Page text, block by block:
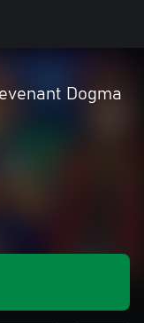
Dogma